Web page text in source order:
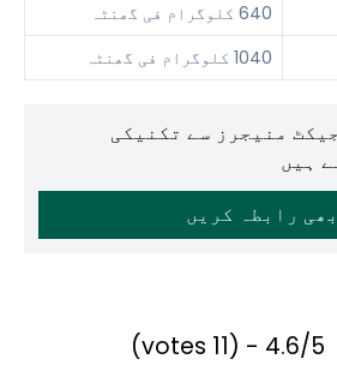
640 کلوگرام فی گھنٹہ
1040 کلوگرام فی گھنٹہ
منیجرز سے تکنیکی
ہیں
رابطہ کریں
4.6/5 - (11 votes)